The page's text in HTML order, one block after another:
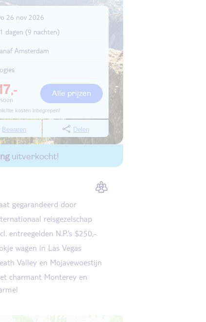
26 nov 2026
dagen (9 nachten)
Amsterdam
,- Alle prijzen
kosten inbegrepen!
Bewaren Delen
uitverkocht!
gegarandeerd door
reisgezelschap
entreegelden N.P.’s $250,-
wagen in Las Vegas
Valley en Mojavewoestijn
charmant Monterey en